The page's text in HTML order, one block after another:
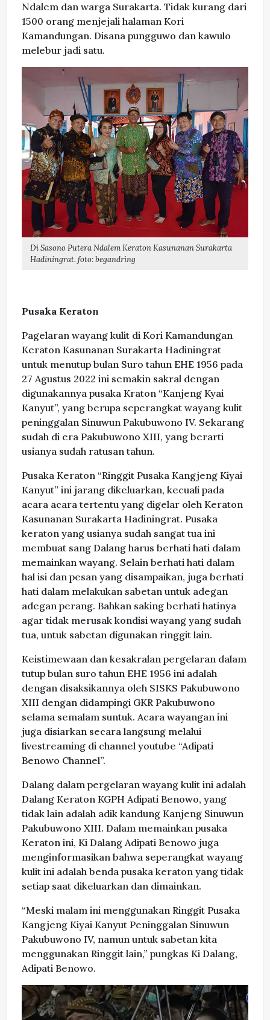
Ndalem dan warga Surakarta. Tidak kurang dari
1500 orang menjejali halaman Kori
Kamandungan. Disana pungguwo dan kawulo
melebur jadi satu.
Di Sasono Putera Ndalem Keraton Kasunanan Surakarta
Hadiningrat. foto: begandring
Pusaka Keraton
Pagelaran wayang kulit di Kori Kamandungan
Keraton Kasunanan Surakarta Hadiningrat
untuk menutup bulan Suro tahun EHE 1956 pada
27 Agustus 2022 ini semakin sakral dengan
digunakannya pusaka Kraton “Kanjeng Kyai
Kanyut”, yang berupa seperangkat wayang kulit
peninggalan Sinuwun Pakubuwono IV. Sekarang
sudah di era Pakubuwono XIII, yang berarti
usianya sudah ratusan tahun.
Pusaka Keraton “Ringgit Pusaka Kangjeng Kiyai
Kanyut” ini jarang dikeluarkan, kecuali pada
acara acara tertentu yang digelar oleh Keraton
Kasunanan Surakarta Hadiningrat. Pusaka
keraton yang usianya sudah sangat tua ini
membuat sang Dalang harus berhati hati dalam
memainkan wayang. Selain berhati hati dalam
hal isi dan pesan yang disampaikan, juga berhati
hati dalam melakukan sabetan untuk adegan
adegan perang. Bahkan saking berhati hatinya
agar tidak merusak kondisi wayang yang sudah
tua, untuk sabetan digunakan ringgit lain.
Keistimewaan dan kesakralan pergelaran dalam
tutup bulan suro tahun EHE 1956 ini adalah
dengan disaksikannya oleh SISKS Pakubuwono
XIII dengan didampingi GKR Pakubuwono
selama semalam suntuk. Acara wayangan ini
juga disiarkan secara langsung melalui
livestreaming di channel youtube “Adipati
Benowo Channel”.
Dalang dalam pergelaran wayang kulit ini adalah
Dalang Keraton KGPH Adipati Benowo, yang
tidak lain adalah adik kandung Kanjeng Sinuwun
Pakubuwono XIII. Dalam memainkan pusaka
Keraton ini, Ki Dalang Adipati Benowo juga
menginformasikan bahwa seperangkat wayang
kulit ini adalah benda pusaka keraton yang tidak
setiap saat dikeluarkan dan dimainkan.
“Meski malam ini menggunakan Ringgit Pusaka
Kangjeng Kiyai Kanyut Peninggalan Sinuwun
Pakubuwono IV, namun untuk sabetan kita
menggunakan Ringgit lain,” pungkas Ki Dalang,
Adipati Benowo.